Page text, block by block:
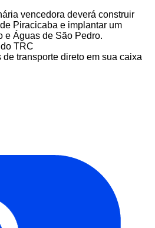
vencedora deverá construir
Piracicaba e implantar um
e Águas de São Pedro.
TRC
transporte direto em sua caixa